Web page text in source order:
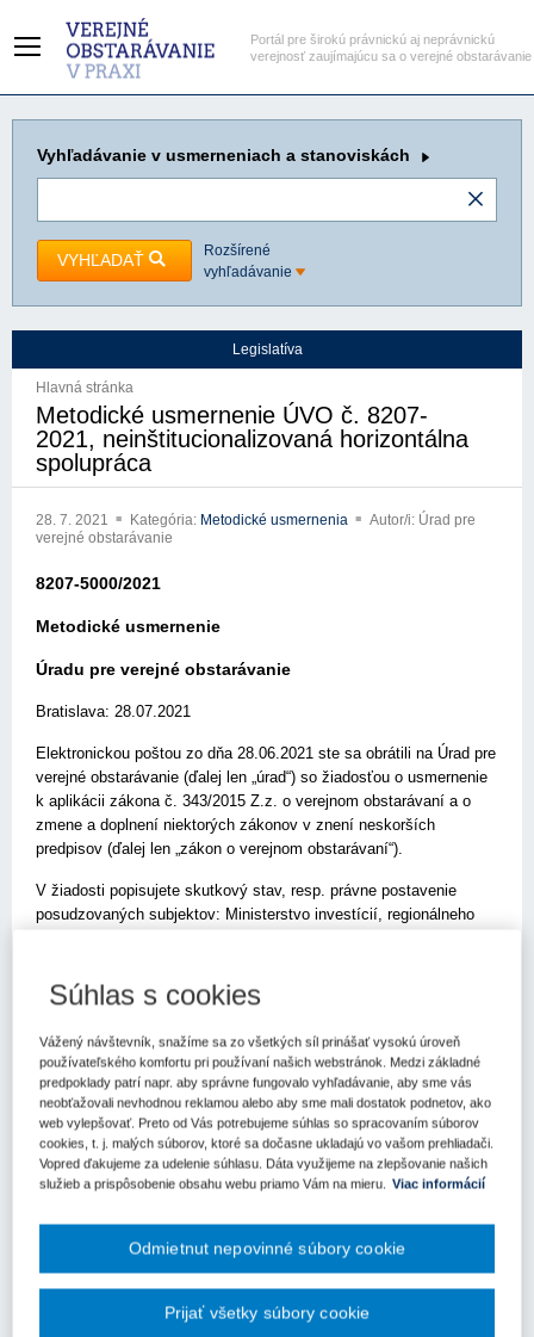
Portál pre širokú právnickú aj neprávnickú
verejnosť zaujímajúcu sa o verejné obstarávanie
Vyhľadávanie v usmerneniach a stanoviskách
VYHĽADAŤ
Rozšírené
vyhľadávanie
Legislatíva
Hlavná stránka
Metodické usmernenie ÚVO č. 8207-
2021, neinštitucionalizovaná horizontálna
spolupráca
28. 7. 2021 Kategória: Metodické usmernenia
Autor/i: Úrad pre
verejné obstarávanie
8207-5000/2021
Metodické usmernenie
Úradu pre verejné obstarávanie
Bratislava: 28.07.2021
Elektronickou poštou zo dňa 28.06.2021 ste sa obrátili na Úrad pre
verejné obstarávanie (ďalej len „úrad“) so žiadosťou o usmernenie
k aplikácii zákona č. 343/2015 Z.z. o verejnom obstarávaní a o
zmene a doplnení niektorých zákonov v znení neskorších
predpisov (ďalej len „zákon o verejnom obstarávaní“).
V žiadosti popisujete skutkový stav, resp. právne postavenie
posudzovaných subjektov: Ministerstvo investícií, regionálneho
má MIRRI 100%-nú majetkovú účasť a nad ktorou vykonáva
kontrolu obdobnú kontrole ako nad vlastnou organizačnou zložkou.
Uvádzate, že spoluprácu so Slovensko IT, a.s. majú záujem
využívať pri príprave a realizácii spoločných projektov v oblasti IT
aj niektoré z ďalších ministerstiev SR alebo ostatných ústredných
orgánov štátnej správy a to využitím inštitútu tzv.
neinštitucionalizovanej horizontálnej spolupráce podľa § 1 ods. 10
zákona o verejnom obstarávaní. Zároveň bližšie opisujete
konštrukt zvažovanej spolupráce.
1. či je Vami uvedený model zadania zákazky na základe zmluvy
o spolupráci uzavretej medzi MIRRI SR, Slovenskom IT, a.s. a
iným ministerstvom súladný s právnymi predpismi o verejnom
Súhlas s cookies
Vážený návštevník, snažíme sa zo všetkých síl prinášať vysokú úroveň
používateľského komfortu pri používaní našich webstránok. Medzi základné
predpoklady patrí napr. aby správne fungovalo vyhľadávanie, aby sme vás
neobťažovali nevhodnou reklamou alebo aby sme mali dostatok podnetov, ako
web vylepšovať. Preto od Vás potrebujeme súhlas so spracovaním súborov
cookies, t. j. malých súborov, ktoré sa dočasne ukladajú vo vašom prehliadači.
Vopred ďakujeme za udelenie súhlasu. Dáta využijeme na zlepšovanie našich
služieb a prispôsobenie obsahu webu priamo Vám na mieru. Viac informácií
Odmietnut nepovinné súbory cookie
Prijať všetky súbory cookie